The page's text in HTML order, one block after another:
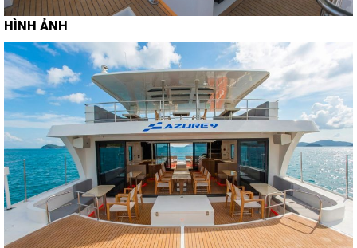
HÌNH ẢNH